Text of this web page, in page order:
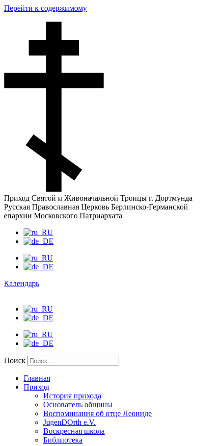
Перейти к содержимому
Приход Святой и Живоначальной Троицы г. Дортмунда
Русская Православная Церковь Берлинско-Германской
епархии Московского Патриархата
Календарь
Поиск
Главная
Приход
История прихода
Основатель общины
Воспоминания об отце Леониде
JugenDOrth e.V.
Воскресная школа
Библиотека